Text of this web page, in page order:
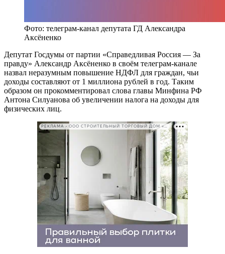
Фото: телеграм-канал депутата ГД Александра
Аксёненко
Депутат Госдумы от партии «Справедливая Россия — За
правду» Александр Аксёненко в своём телеграм-канале
назвал неразумным повышение НДФЛ для граждан, чьи
доходы составляют от 1 миллиона рублей в год. Таким
образом он прокомментировал слова главы Минфина РФ
Антона Силуанова об увеличении налога на доходы для
физических лиц.
РЕКЛАМА • ООО СТРОИТЕЛЬНЫЙ ТОРГОВЫЙ ДОМ «ПЕТРОВИЧ». ИНН: 7802348846